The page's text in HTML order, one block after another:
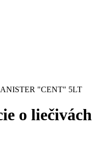
"CENT" 5LT
o liečivách